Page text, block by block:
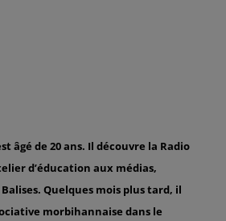
âgé de 20 ans. Il découvre la Radio
d’éducation aux médias,
Quelques mois plus tard, il
morbihannaise dans le